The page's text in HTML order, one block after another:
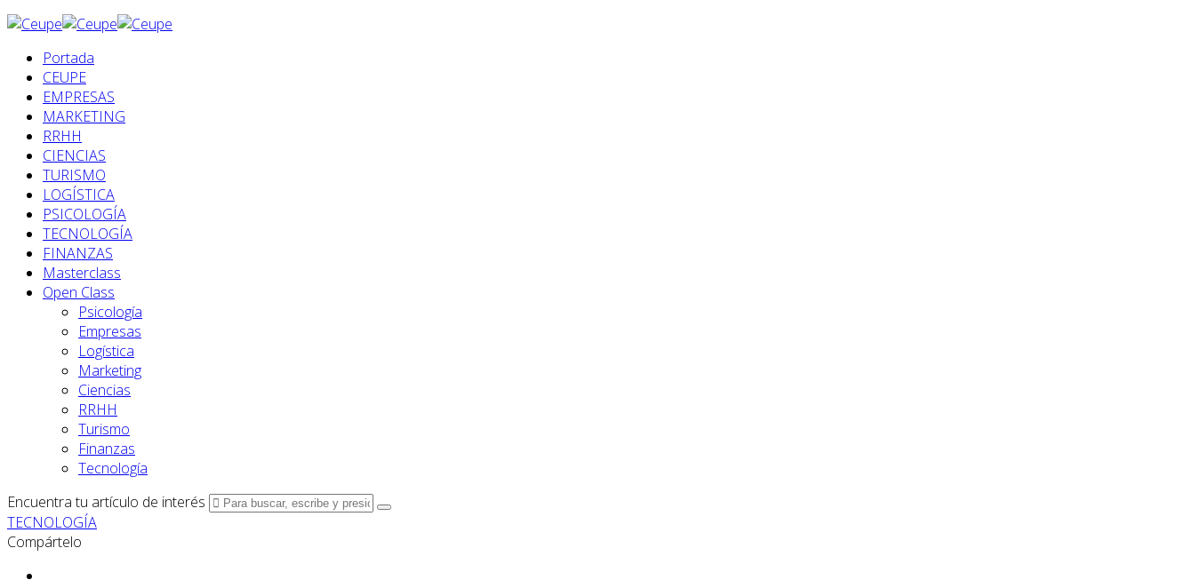
Portada
CEUPE
EMPRESAS
MARKETING
RRHH
CIENCIAS
TURISMO
LOGÍSTICA
PSICOLOGÍA
TECNOLOGÍA
FINANZAS
Masterclass
Open Class
Psicología
Empresas
Logística
Marketing
Ciencias
RRHH
Turismo
Finanzas
Tecnología
Encuentra tu artículo de interés
TECNOLOGÍA
Compártelo